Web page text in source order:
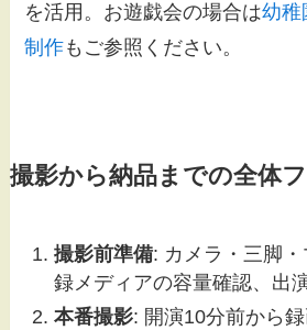
を活用。お遊戯会の場合は幼稚
制作もご参照ください。
撮影から納品までの全体
撮影前準備: カメラ・三脚
録メディアの容量確認、出
本番撮影: 開演10分前から